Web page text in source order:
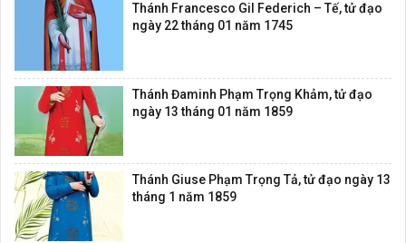
Thánh Francesco Gil Federich – Tế, tử đạo
ngày 22 tháng 01 năm 1745
Thánh Đaminh Phạm Trọng Khảm, tử đạo
ngày 13 tháng 01 năm 1859
Thánh Giuse Phạm Trọng Tả, tử đạo ngày 13
tháng 1 năm 1859